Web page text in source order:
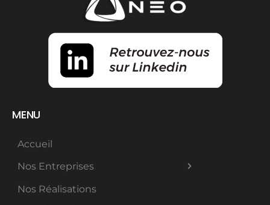
MENU
Accueil
Nos Entreprises
Nos Réalisations